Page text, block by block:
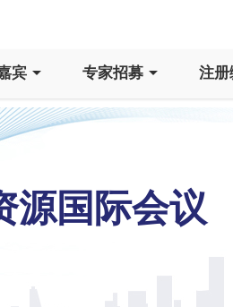
宾 专家招募 注册
源国际会议